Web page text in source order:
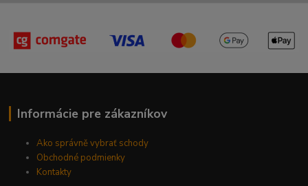
Informácie pre zákazníkov
Ako správně vybrať schody
Obchodné podmienky
Kontakty